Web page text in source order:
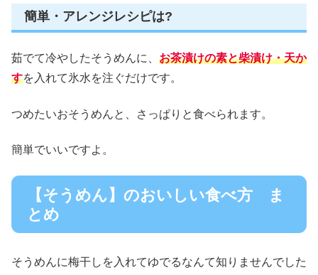
簡単・アレンジレシピは?
茹でて冷やしたそうめんに、 お茶漬けの素と柴漬け・天か
すを入れて氷水を注ぐだけです。
つめたいおそうめんと、さっぱりと食べられます。
簡単でいいですよ。
【そうめん】のおいしい食べ方 ま
とめ
そうめんに梅干しを入れてゆでるなんて知りませんでした